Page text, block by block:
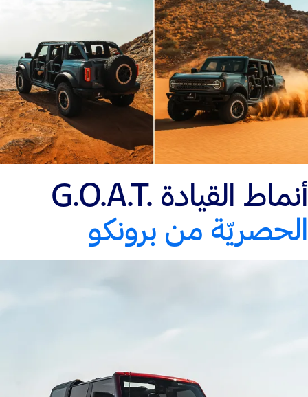
أنماط القيادة G.O.A.T.‎
الحصريّة من برونكو